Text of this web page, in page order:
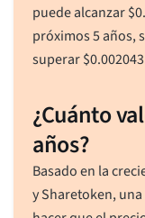
puede alcanzar$
próximos 5 años,
superar$0.002043
¿Cuánto
años?
Basado en la
y Sharetoken,